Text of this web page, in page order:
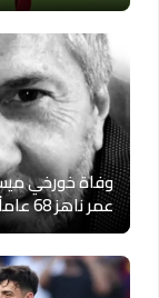
وفاة خورخي
عمر ناهز 68 عاماً